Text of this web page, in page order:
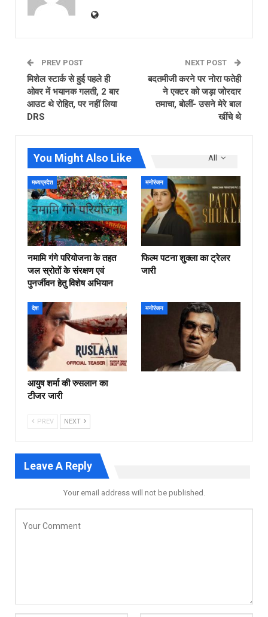
PREV POST
मिशेल स्टार्क से हुई पहले ही
ओवर में भयानक गलती, 2 बार
आउट थे रोहित, पर नहीं लिया
DRS
NEXT POST
बदतमीजी करने पर नोरा फतेही
ने एक्टर को जड़ा जोरदार
तमाचा, बोलीं- उसने मेरे बाल
खींचे थे
All
You Might Also Like
मध्यप्रदेश
नमामि गंगे परियोजना के तहत
जल स्रोतों के संरक्षण एवं
पुनर्जीवन हेतु विशेष अभियान
मनोरंजन
फिल्‍म पटना शुक्ला का ट्रेलर
जारी
देश
आयुष शर्मा की रुसलान का
टीजर जारी
मनोरंजन
PREV NEXT
Leave A Reply
Your email address will not be published.